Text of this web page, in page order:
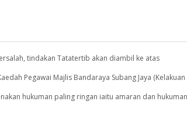
tindakan Tatatertib akan diambil ke atas
Pegawai Majlis Bandaraya Subang Jaya (Kelakuan
hukuman paling ringan iaitu amaran dan